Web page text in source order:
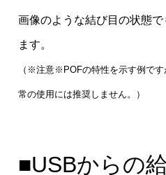
画像のような結び目の状態
ます。
（※注意※POFの特性を示す例で
常の使用には推奨しません。）
■USBからの